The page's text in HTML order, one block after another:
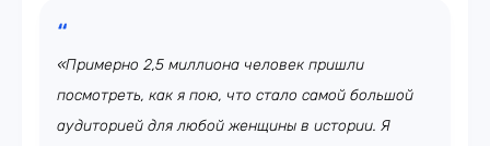
«Примерно 2,5 миллиона человек пришли
посмотреть, как я пою, что стало самой большой
аудиторией для любой женщины в истории. Я